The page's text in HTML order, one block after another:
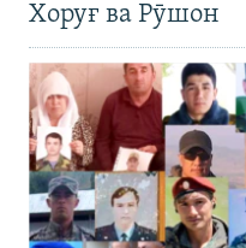
Хоруғ ва Рӯшон